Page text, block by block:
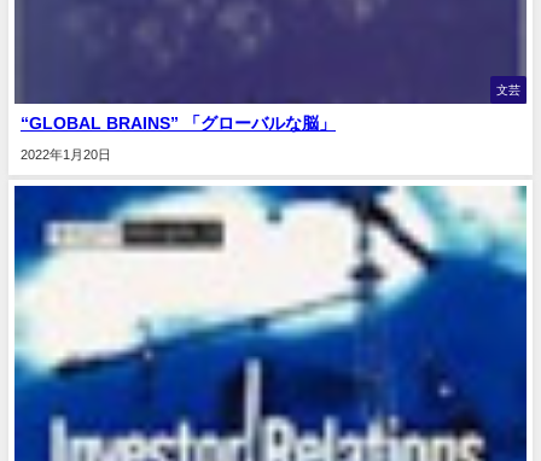
文芸
“GLOBAL BRAINS” 「グローバルな脳」
2022年1月20日